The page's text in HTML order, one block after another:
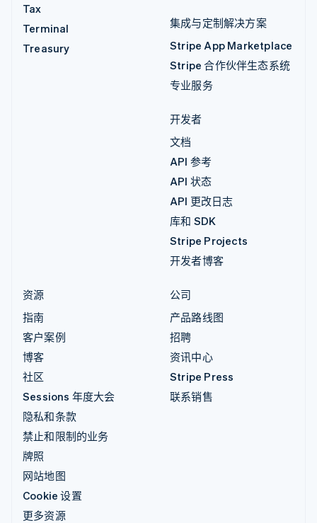
Tax
Terminal
Treasury
集成与定制解决方案
Stripe App Marketplace
Stripe 合作伙伴生态系统
专业服务
开发者
文档
API 参考
API 状态
API 更改日志
库和 SDK
Stripe Projects
开发者博客
资源
指南
客户案例
博客
社区
Sessions 年度大会
隐私和条款
禁止和限制的业务
牌照
网站地图
Cookie 设置
更多资源
公司
产品路线图
招聘
资讯中心
Stripe Press
联系销售